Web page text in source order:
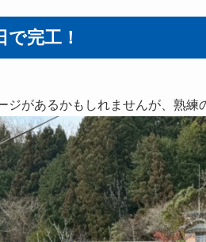
完工！
ジがあるかもしれませんが、熟